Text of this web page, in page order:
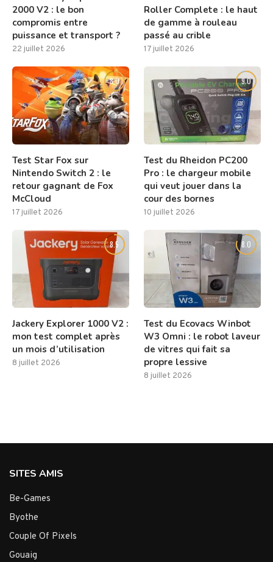
2000 V2 : le bon
compromis entre
puissance et transport ?
22 juillet 2026
Roller Complete : le haut
de gamme à rouleau
passé au crible
17 juillet 2026
8.0
Test Star Fox sur
Nintendo Switch 2 : le
retour gagnant de Fox
McCloud
17 juillet 2026
9.0
Test du Rheidon PC200
Pro : le chargeur mobile
qui veut jouer dans la
cour des bornes
10 juillet 2026
8.5
Jackery Explorer 1000 V2 :
mon test complet après
un mois d’utilisation
8 juillet 2026
8.0
Test du Ecovacs Winbot
W3 Omni : le robot laveur
de vitres qui fait sa
propre lessive
8 juillet 2026
SITES AMIS
Be-Games
Byothe
Couple Of Pixels
Gouaig